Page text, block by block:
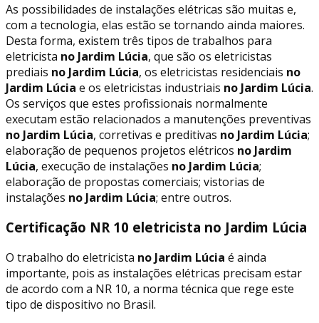
As possibilidades de instalações elétricas são muitas e,
com a tecnologia, elas estão se tornando ainda maiores.
Desta forma, existem três tipos de trabalhos para
eletricista no Jardim Lúcia, que são os eletricistas
prediais no Jardim Lúcia, os eletricistas residenciais no
Jardim Lúcia e os eletricistas industriais no Jardim Lúcia.
Os serviços que estes profissionais normalmente
executam estão relacionados a manutenções preventivas
no Jardim Lúcia, corretivas e preditivas no Jardim Lúcia;
elaboração de pequenos projetos elétricos no Jardim
Lúcia, execução de instalações no Jardim Lúcia;
elaboração de propostas comerciais; vistorias de
instalações no Jardim Lúcia; entre outros.
Certificação NR 10 eletricista no Jardim Lúcia
O trabalho do eletricista no Jardim Lúcia é ainda
importante, pois as instalações elétricas precisam estar
de acordo com a NR 10, a norma técnica que rege este
tipo de dispositivo no Brasil.